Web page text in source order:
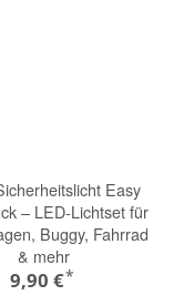
Easy
– LED-Lichtset für
Buggy, Fahrrad
& mehr
9,90 €*